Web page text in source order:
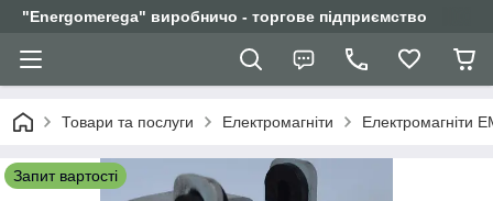
"Еnergomerega" виробничо - торгове підприємство
Товари та послуги Електромагніти Електромагніти
Запит вартості